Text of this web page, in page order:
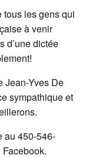
les gens qui
à venir
d’une dictée
Jean-Yves De
sympathique et
au 450-546-